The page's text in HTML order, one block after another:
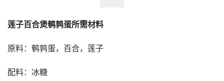
莲子百合煲鹌鹑蛋所需材料
原料：鹌鹑蛋，百合，莲子
配料：冰糖